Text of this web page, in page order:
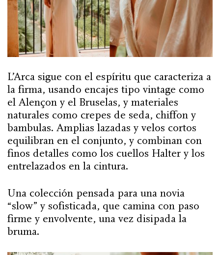
L’Arca sigue con el espíritu que caracteriza a
la firma, usando encajes tipo vintage como
el Alençon y el Bruselas, y materiales
naturales como crepes de seda, chiffon y
bambulas. Amplias lazadas y velos cortos
equilibran en el conjunto, y combinan con
finos detalles como los cuellos Halter y los
entrelazados en la cintura.
Una colección pensada para una novia
“slow” y sofisticada, que camina con paso
firme y envolvente, una vez disipada la
bruma.